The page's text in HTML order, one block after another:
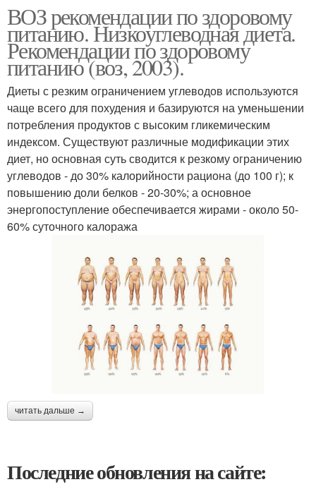
ВОЗ рекомендации по здоровому
питанию. Низкоуглеводная диета.
Рекомендации по здоровому
питанию (воз, 2003).
Диеты с резким ограничением углеводов используются
чаще всего для похудения и базируются на уменьшении
потребления продуктов с высоким гликемическим
индексом. Существуют различные модификации этих
диет, но основная суть сводится к резкому ограничению
углеводов - до 30% калорийности рациона (до 100 г); к
повышению доли белков - 20-30%; а основное
энергопоступление обеспечивается жирами - около 50-
60% суточного калоража
читать дальше →
Последние обновления на сайте: